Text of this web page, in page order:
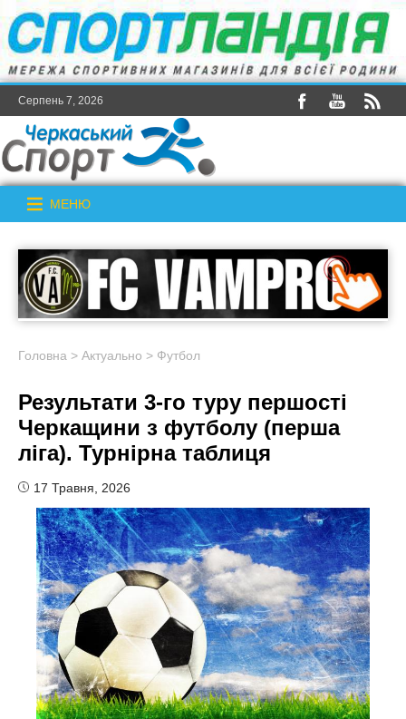
Серпень 7, 2026
МЕНЮ
Головна > Актуально > Футбол
Результати 3-го туру першості
Черкащини з футболу (перша
ліга). Турнірна таблиця
17 Травня, 2026